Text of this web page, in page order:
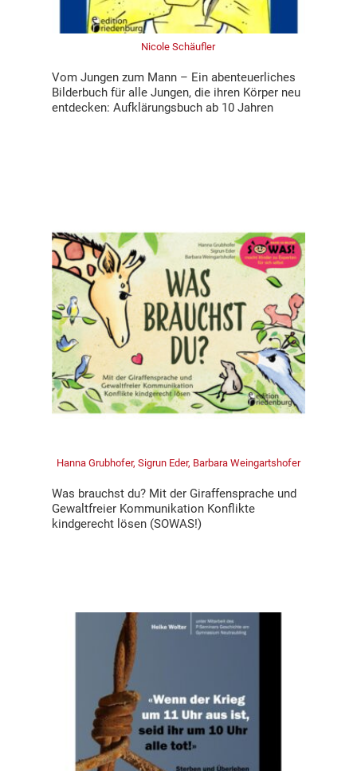
Nicole Schäufler
Vom Jungen zum Mann – Ein abenteuerliches
Bilderbuch für alle Jungen, die ihren Körper neu
entdecken: Aufklärungsbuch ab 10 Jahren
Hanna Grubhofer, Sigrun Eder, Barbara Weingartshofer
Was brauchst du? Mit der Giraffensprache und
Gewaltfreier Kommunikation Konflikte
kindgerecht lösen (SOWAS!)